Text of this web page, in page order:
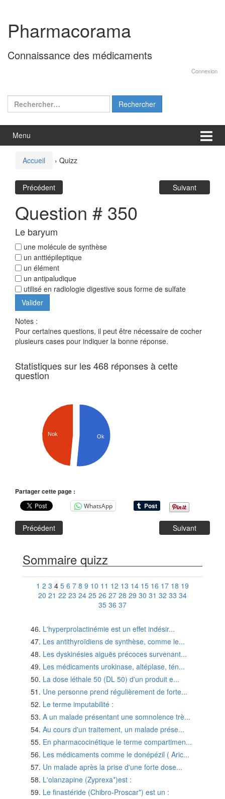
contenu
menu
principal
Pharmacorama
Connaissance des médicaments
Connexion
Rechercher :
Menu
Accueil › Quizz
Précédent Suivant
Question # 350
Le baryum
une molécule de synthèse
un anttiépileptique
un élément
un antipaludique
utilisé en radiologie digestive sous forme de sulfate
Notes :
Pour certaines questions, il peut être nécessaire de cocher
plusieurs cases pour indiquer la bonne réponse.
Statistiques sur les 468 réponses à cette
question
Nok Ok
Partager cette page :
WhatsApp
Précédent Suivant
Sommaire quizz
1 2 3 4 5 6 7 8 9 10 11 12 13 14 15 16 17 18 19
20 21 22 23 24 25 26 27 28 29 30 31 32 33 34
35 36 37
L'hyperprolactinémie est un effet indésir...
Les antithyroïdiens de synthèse, comme le...
Les dyskinésies aiguës précoces survenant...
Les médicaments urokinase, altéplase, tén...
La dose léthale 50 (DL 50) d'un produit e...
Une personne prend régulièrement de forte...
Le terme imputabilité :
A un malade présentant une somnolence trè...
Au cours d'un traitement, un malade prése...
En pharmacocinétique le terme compartimen...
Les médicaments comme le donépézil ( Aric...
Un malade après la prise d'une forte dose...
L'olanzapine (Zyprexa*)est :
Le finastéride (Chibro-Proscar*) est un :